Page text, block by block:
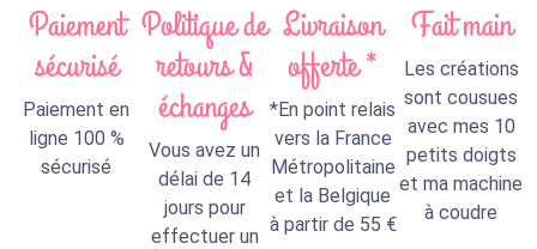
Paiement
sécurisé
Paiement en
ligne 100 %
sécurisé
Politique de
retours &
échanges
Vous avez un
délai de 14
jours pour
effectuer un
Livraison
offerte *
*En point relais
vers la France
Métropolitaine
et la Belgique
à partir de 55 €
Fait main
Les créations
sont cousues
avec mes 10
petits doigts
et ma machine
à coudre